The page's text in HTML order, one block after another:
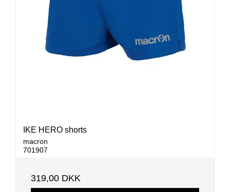
IKE HERO shorts
macron
701907
319,00 DKK